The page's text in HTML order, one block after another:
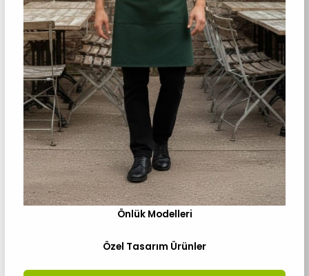
Önlük Modelleri
Özel Tasarım Ürünler